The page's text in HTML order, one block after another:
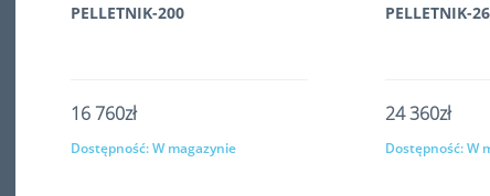
PELLETNIK-200
16 760zł
Kup
Dostępność:W magazynie
PELLETNIK-
24 360zł
Kup
Dostępność:W